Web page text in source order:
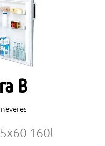
B
160l